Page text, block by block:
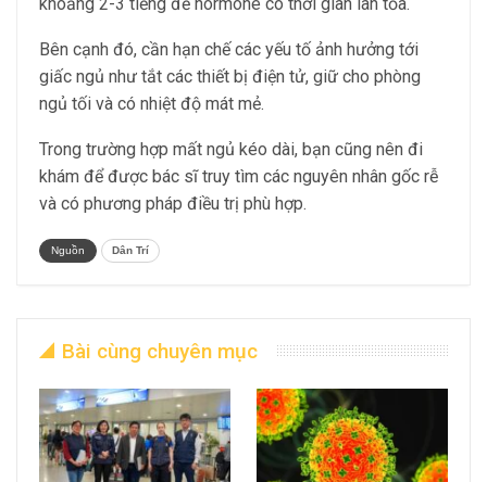
Bên cạnh đó, cần hạn chế các yếu tố ảnh hưởng tới
giấc ngủ như tắt các thiết bị điện tử, giữ cho phòng
ngủ tối và có nhiệt độ mát mẻ.
Trong trường hợp mất ngủ kéo dài, bạn cũng nên đi
khám để được bác sĩ truy tìm các nguyên nhân gốc rễ
và có phương pháp điều trị phù hợp.
Nguồn Dân Trí
Bài cùng chuyên mục